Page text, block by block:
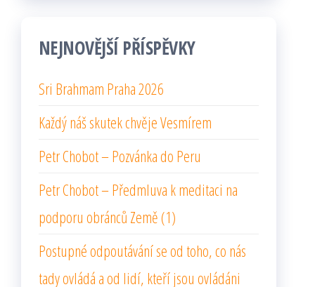
NEJNOVĚJŠÍ PŘÍSPĚVKY
Sri Brahmam Praha 2026
Každý náš skutek chvěje Vesmírem
Petr Chobot – Pozvánka do Peru
Petr Chobot – Předmluva k meditaci na
podporu obránců Země (1)
Postupné odpoutávání se od toho, co nás
tady ovládá a od lidí, kteří jsou ovládáni